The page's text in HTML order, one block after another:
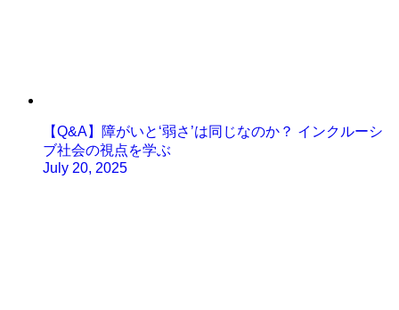
【Q&A】障がいと‘弱さ’は同じなのか？ インクルーシ
ブ社会の視点を学ぶ
July 20, 2025